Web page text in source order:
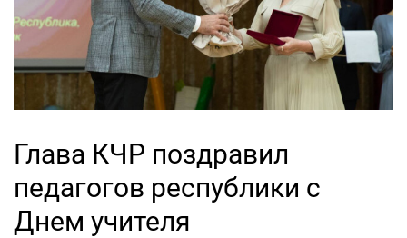
Глава КЧР поздравил
педагогов республики с
Днем учителя